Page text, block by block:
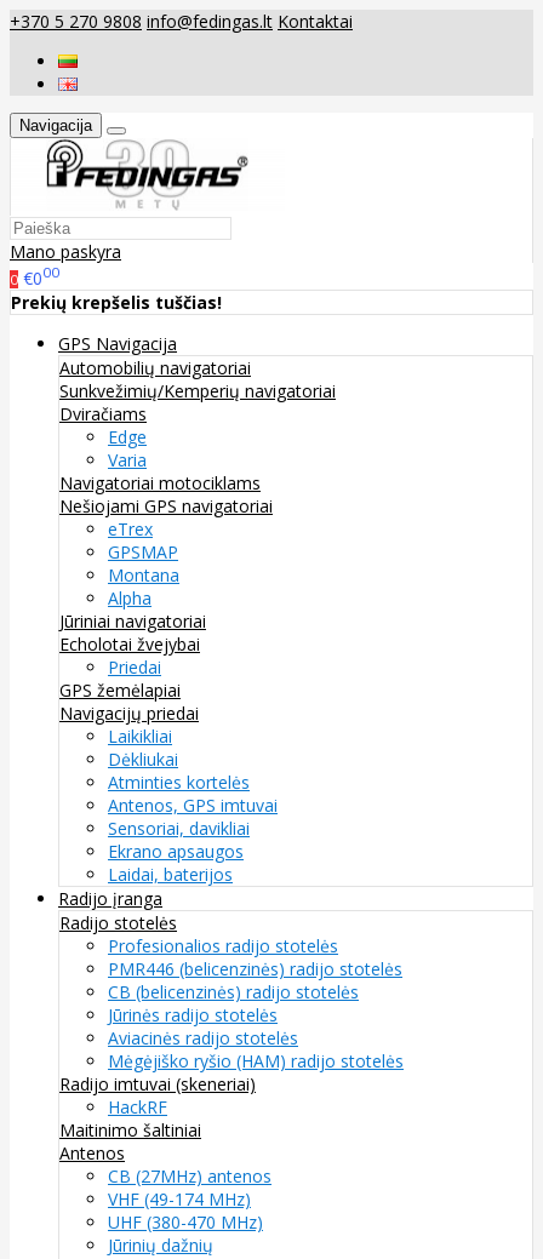
+370 5 270 9808 info@fedingas.lt Kontaktai
Navigacija
Mano paskyra
0 €000
Prekių krepšelis tuščias!
GPS Navigacija
Automobilių navigatoriai
Sunkvežimių/Kemperių navigatoriai
Dviračiams
Edge
Varia
Navigatoriai motociklams
Nešiojami GPS navigatoriai
eTrex
GPSMAP
Montana
Alpha
Jūriniai navigatoriai
Echolotai žvejybai
Priedai
GPS žemėlapiai
Navigacijų priedai
Laikikliai
Dėkliukai
Atminties kortelės
Antenos, GPS imtuvai
Sensoriai, davikliai
Ekrano apsaugos
Laidai, baterijos
Radijo įranga
Radijo stotelės
Profesionalios radijo stotelės
PMR446 (belicenzinės) radijo stotelės
CB (belicenzinės) radijo stotelės
Jūrinės radijo stotelės
Aviacinės radijo stotelės
Mėgėjiško ryšio (HAM) radijo stotelės
Radijo imtuvai (skeneriai)
HackRF
Maitinimo šaltiniai
Antenos
CB (27MHz) antenos
VHF (49-174 MHz)
UHF (380-470 MHz)
Jūrinių dažnių